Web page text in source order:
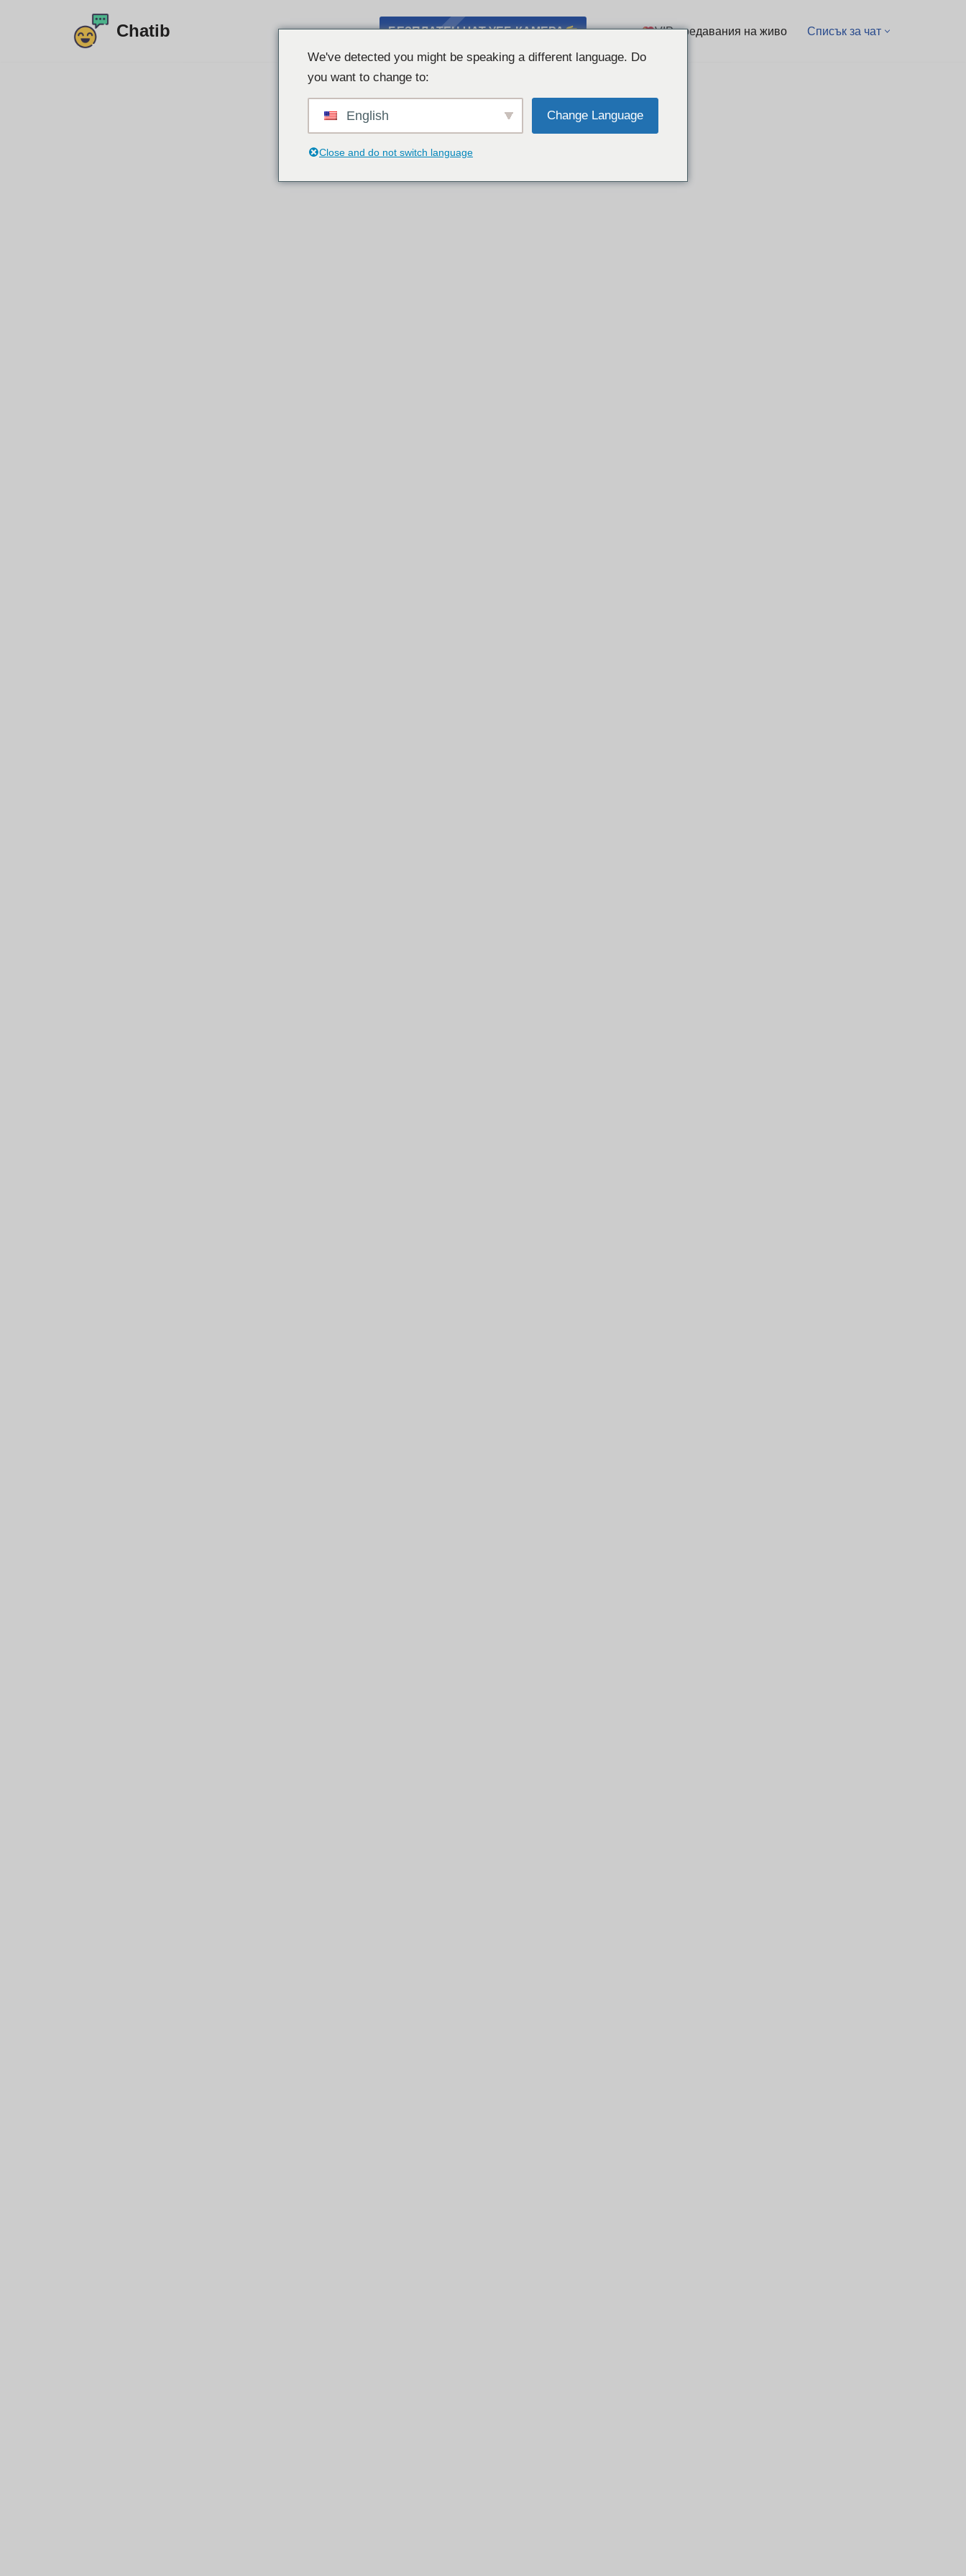
Chatib БЕЗПЛАТЕН ЧАТ УЕБ КАМЕРА VIP предавания на живо Списък за чат
We've detected you might be speaking a different language. Do
you want to change to:
English Change Language
Close and do not switch language